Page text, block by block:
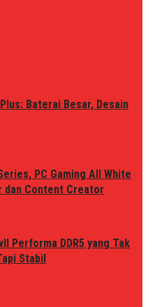
Baterai Besar, Desain
PC Gaming All White
dan Content Creator
Performa DDR5 yang Tak
Stabil